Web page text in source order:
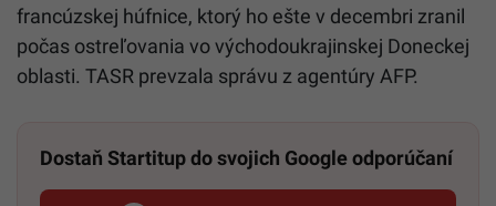
francúzskej húfnice, ktorý ho ešte v decembri zranil
počas ostreľovania vo východoukrajinskej Doneckej
oblasti. TASR prevzala správu z agentúry AFP.
Dostaň Startitup do svojich Google odporúčaní